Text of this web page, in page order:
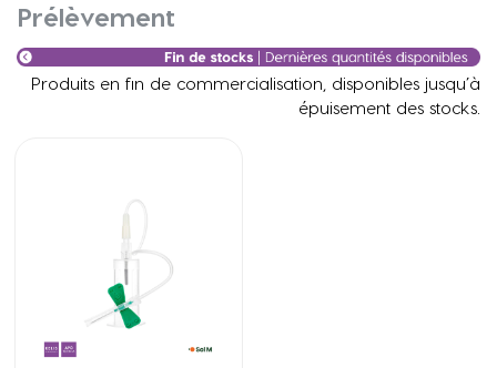
Prélèvement
Produits en fin de commercialisation, disponibles jusqu’à
épuisement des stocks.